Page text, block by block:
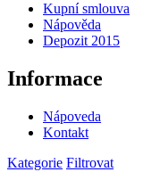
Kupní smlouva
Nápověda
Depozit 2015
Informace
Nápoveda
Kontakt
Kategorie Filtrovat